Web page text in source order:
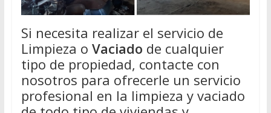
Si necesita realizar el servicio de
Limpieza o Vaciado de cualquier
tipo de propiedad, contacte con
nosotros para ofrecerle un servicio
profesional en la limpieza y vaciado